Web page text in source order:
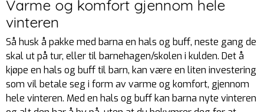
Varme og komfort gjennom hele
vinteren
Så husk å pakke med barna en hals og buff, neste gang de
skal ut på tur, eller til barnehagen/skolen i kulden. Det å
kjøpe en hals og buff til barn, kan være en liten investering
som vil betale seg i form av varme og komfort, gjennom
hele vinteren. Med en hals og buff kan barna nyte vinteren